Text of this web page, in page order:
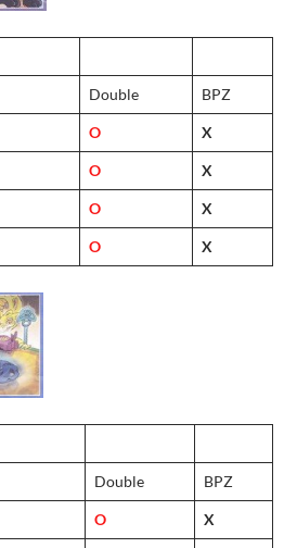
Double BPZ
O X
O X
O X
O X
Double BPZ
O X